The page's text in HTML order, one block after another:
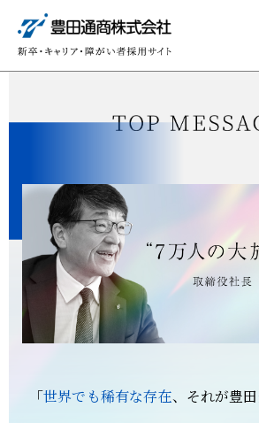
「世界でも稀有な存在、それが豊田